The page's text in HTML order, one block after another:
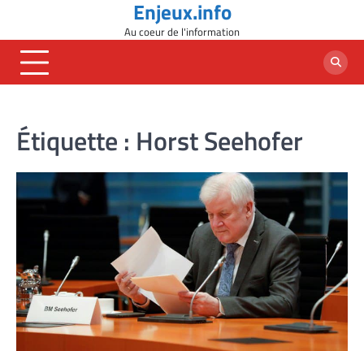
content
Enjeux.info
Au coeur de l'information
Étiquette : Horst Seehofer